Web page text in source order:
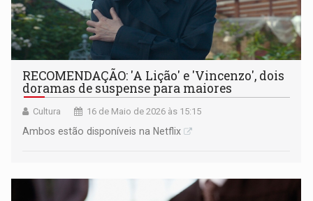
RECOMENDAÇÃO: 'A Lição' e 'Vincenzo', dois
doramas de suspense para maiores
Cultura 16 de Maio de 2026 às 15:15
Ambos estão disponíveis na Netflix